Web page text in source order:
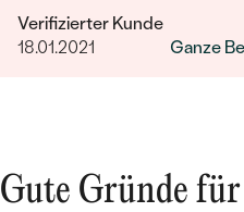
Verifizierter Kunde
18.01.2021
Ganze
Gute Gründe